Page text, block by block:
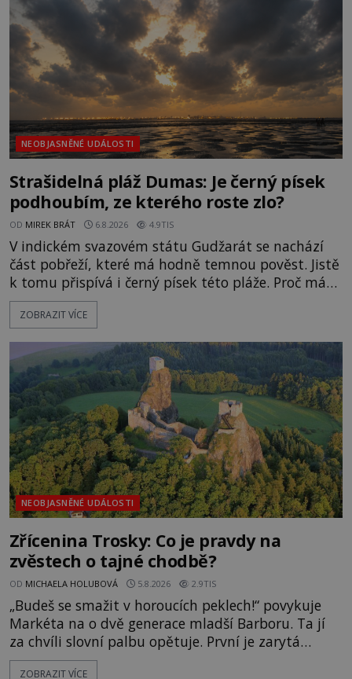
NEOBJASNĚNÉ UDÁLOSTI
Strašidelná pláž Dumas: Je černý písek
podhoubím, ze kterého roste zlo?
OD MIREK BRÁT 6.8.2026 4.9TIS
V indickém svazovém státu Gudžarát se nachází
část pobřeží, které má hodně temnou pověst. Jistě
k tomu přispívá i černý písek této pláže. Proč má
pláž takové netypické zbarvení? Nakolik jsou
pravdivé historky, že zde došlo k nevysvětlitelným
následovat. Vstupujeme na pláž Dumas ve městě
Surat. Gu
ZOBRAZIT VÍCE
NEOBJASNĚNÉ UDÁLOSTI
Zřícenina Trosky: Co je pravdy na
zvěstech o tajné chodbě?
OD MICHAELA HOLUBOVÁ 5.8.2026 2.9TIS
„Budeš se smažit v horoucích peklech!“ povykuje
Markéta na o dvě generace mladší Barboru. Ta jí
za chvíli slovní palbu opětuje. První je zarytá
katolička, druhá přesvědčená kališnice. A každá z
ZOBRAZIT VÍCE